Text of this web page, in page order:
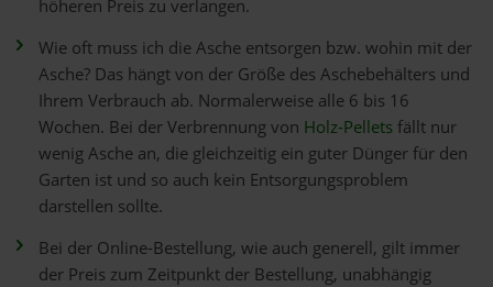
höheren Preis zu verlangen.
Wie oft muss ich die Asche entsorgen bzw. wohin mit der
Asche? Das hängt von der Größe des Aschebehälters und
Ihrem Verbrauch ab. Normalerweise alle 6 bis 16
Wochen. Bei der Verbrennung von Holz-Pelletsfällt nur
wenig Asche an, die gleichzeitig ein guter Dünger für den
Garten ist und so auch kein Entsorgungsproblem
darstellen sollte.
Bei der Online-Bestellung, wie auch generell, gilt immer
der Preis zum Zeitpunkt der Bestellung, unabhängig